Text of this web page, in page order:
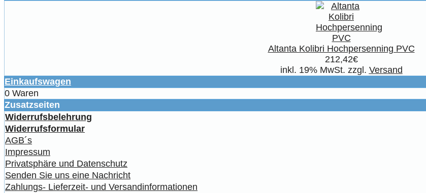
Altanta Kolibri Hochpersenning PVC
212,42€
inkl. 19% MwSt. zzgl. Versand
Einkaufswagen
0 Waren
Zusatzseiten
Widerrufsbelehrung
Widerrufsformular
AGB´s
Impressum
Privatsphäre und Datenschutz
Senden Sie uns eine Nachricht
Zahlungs- Lieferzeit- und Versandinformationen